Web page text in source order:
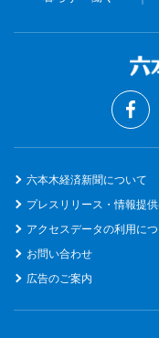
六本木経済新聞について
プレスリリース・情報提
アクセスデータの利用に
お問い合わせ
広告のご案内